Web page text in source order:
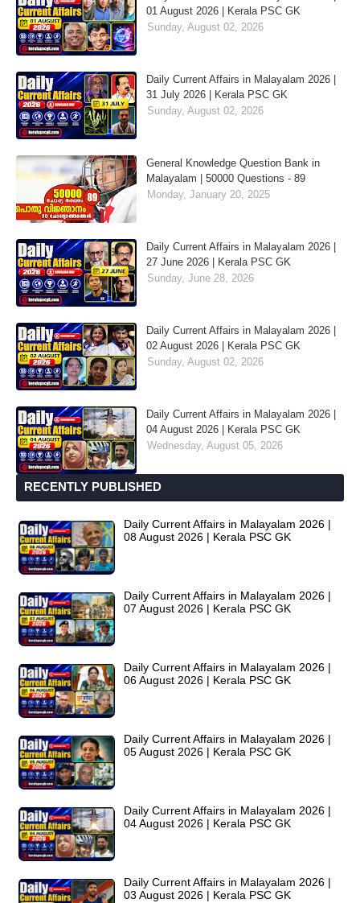
01 August 2026 | Kerala PSC GK
Sunday, August 02, 2026
Daily Current Affairs in Malayalam 2026 |
31 July 2026 | Kerala PSC GK
Sunday, August 02, 2026
General Knowledge Question Bank in
Malayalam | 50000 Questions - 89
Monday, January 20, 2025
Daily Current Affairs in Malayalam 2026 |
27 June 2026 | Kerala PSC GK
Sunday, June 28, 2026
Daily Current Affairs in Malayalam 2026 |
02 August 2026 | Kerala PSC GK
Sunday, August 02, 2026
Daily Current Affairs in Malayalam 2026 |
04 August 2026 | Kerala PSC GK
Wednesday, August 05, 2026
RECENTLY PUBLISHED
Daily Current Affairs in Malayalam 2026 |
08 August 2026 | Kerala PSC GK
Daily Current Affairs in Malayalam 2026 |
07 August 2026 | Kerala PSC GK
Daily Current Affairs in Malayalam 2026 |
06 August 2026 | Kerala PSC GK
Daily Current Affairs in Malayalam 2026 |
05 August 2026 | Kerala PSC GK
Daily Current Affairs in Malayalam 2026 |
04 August 2026 | Kerala PSC GK
Daily Current Affairs in Malayalam 2026 |
03 August 2026 | Kerala PSC GK